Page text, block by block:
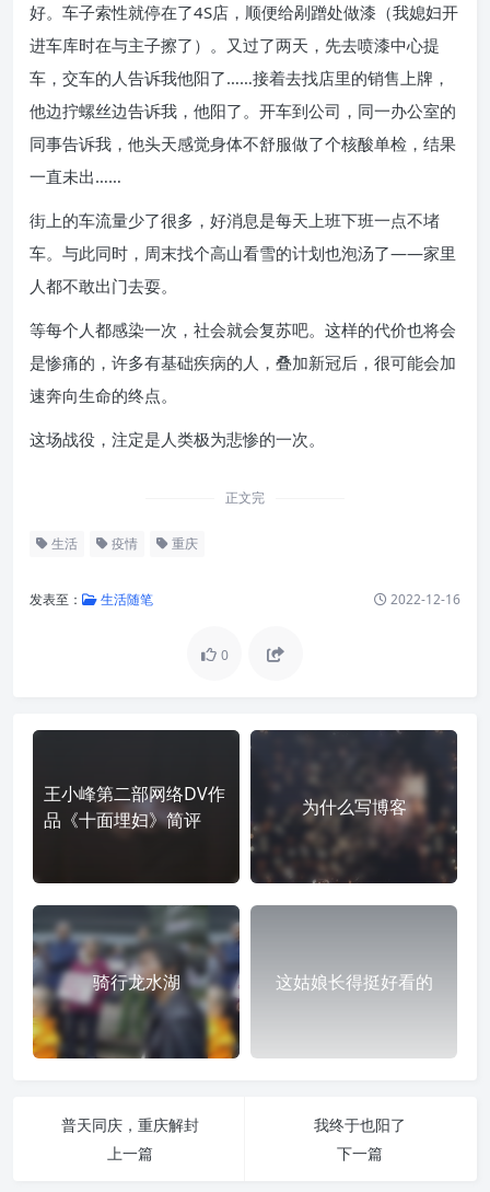
好。车子索性就停在了4S店，顺便给剐蹭处做漆（我媳妇开
进车库时在与主子擦了）。又过了两天，先去喷漆中心提
车，交车的人告诉我他阳了……接着去找店里的销售上牌，
他边拧螺丝边告诉我，他阳了。开车到公司，同一办公室的
同事告诉我，他头天感觉身体不舒服做了个核酸单检，结果
一直未出……
街上的车流量少了很多，好消息是每天上班下班一点不堵
车。与此同时，周末找个高山看雪的计划也泡汤了——家里
人都不敢出门去耍。
等每个人都感染一次，社会就会复苏吧。这样的代价也将会
是惨痛的，许多有基础疾病的人，叠加新冠后，很可能会加
速奔向生命的终点。
这场战役，注定是人类极为悲惨的一次。
正文完
生活 疫情 重庆
发表至： 生活随笔 2022-12-16
0
王小峰第二部网络DV作
品《十面埋妇》简评
为什么写博客
骑行龙水湖 这姑娘长得挺好看的
普天同庆，重庆解封
上一篇
我终于也阳了
下一篇